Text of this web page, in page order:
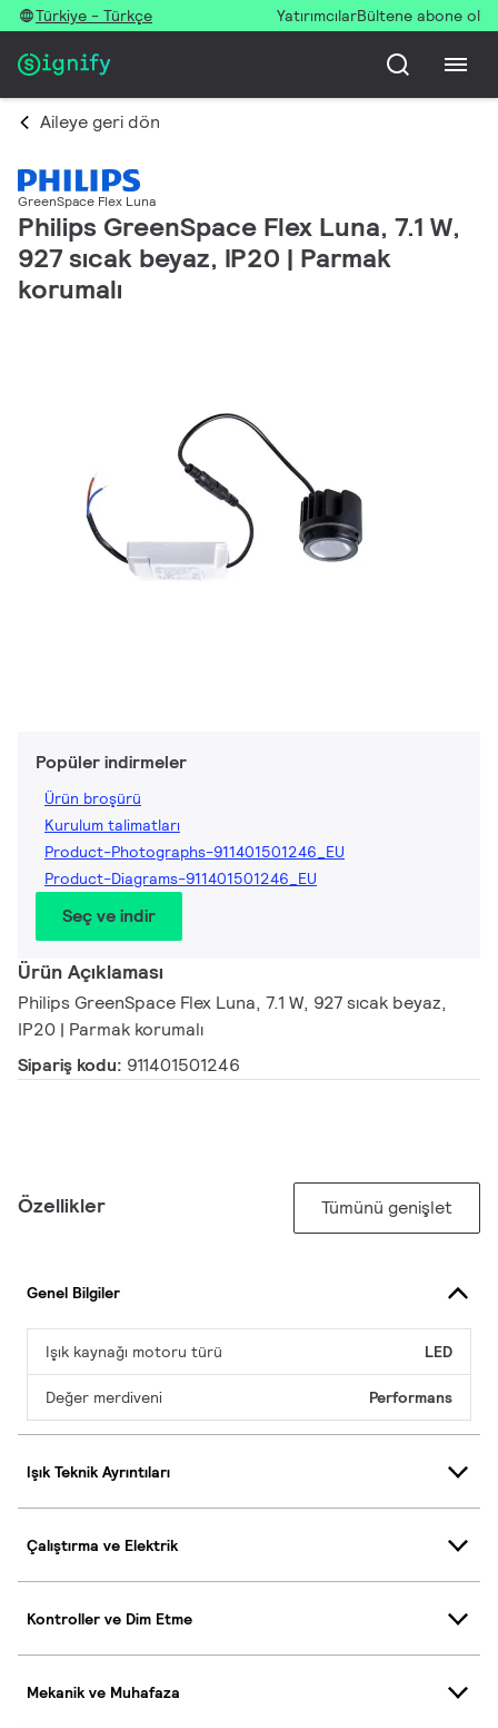
Türkiye - Türkçe YatırımcılarBültene abone ol
Aileye geri dön
GreenSpace Flex Luna
Philips GreenSpace Flex Luna, 7.1 W,
927 sıcak beyaz, IP20 | Parmak
korumalı
Popüler indirmeler
Ürün broşürü
Kurulum talimatları
Product-Photographs-911401501246_EU
Product-Diagrams-911401501246_EU
Seç ve indir
Ürün Açıklaması
Philips GreenSpace Flex Luna, 7.1 W, 927 sıcak beyaz,
IP20 | Parmak korumalı
Sipariş kodu: 911401501246
Özellikler Tümünü genişlet
Genel Bilgiler
Işık kaynağı motoru türü LED
Değer merdiveni Performans
Işık Teknik Ayrıntıları
Çalıştırma ve Elektrik
Kontroller ve Dim Etme
Mekanik ve Muhafaza